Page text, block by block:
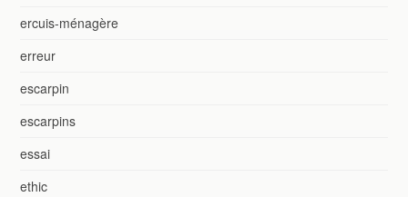
ercuis-ménagère
erreur
escarpin
escarpins
essai
ethic